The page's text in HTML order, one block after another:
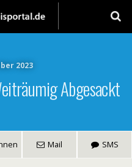
2023
Abgesackt
Mail SMS